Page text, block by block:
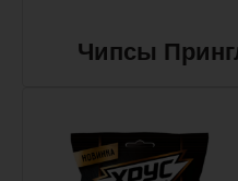
Чипсы